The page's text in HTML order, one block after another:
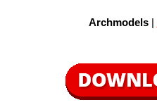
Archmodels |